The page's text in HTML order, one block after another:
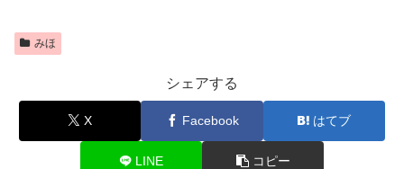
みほ
シェアする
X Facebook はてブ
LINE コピー